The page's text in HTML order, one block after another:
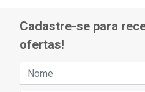
Cadastre-se para
ofertas!